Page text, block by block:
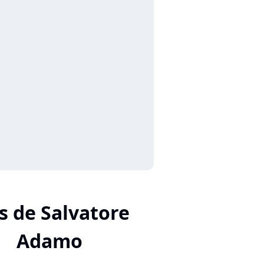
de Salvatore
Adamo